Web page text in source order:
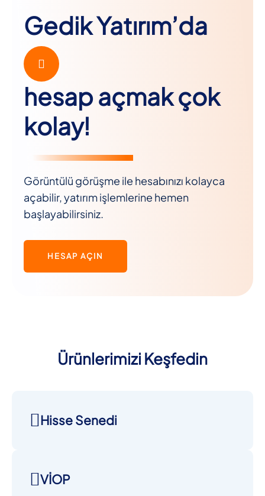
Gedik Yatırım’da
hesap açmak çok
kolay!
Görüntülü görüşme ile hesabınızı kolayca
açabilir, yatırım işlemlerine hemen
başlayabilirsiniz.
HESAP AÇIN
Ürünlerimizi Keşfedin
Hisse Senedi
VİOP